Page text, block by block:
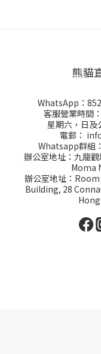
熊貓
WhatsApp：
客服營業時間
星期六，日及
電郵：
Whatsapp群組：
辦公室地址：九龍
Moma
辦公室地址：
Building, 28